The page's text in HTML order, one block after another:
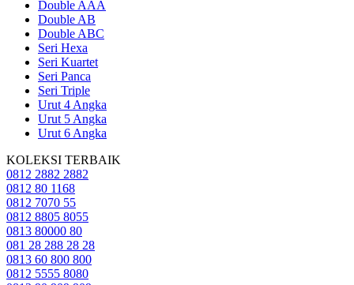
Double AAA
Double AB
Double ABC
Seri Hexa
Seri Kuartet
Seri Panca
Seri Triple
Urut 4 Angka
Urut 5 Angka
Urut 6 Angka
KOLEKSI TERBAIK
0812 2882 2882
0812 80 1168
0812 7070 55
0812 8805 8055
0813 80000 80
081 28 288 28 28
0813 60 800 800
0812 5555 8080